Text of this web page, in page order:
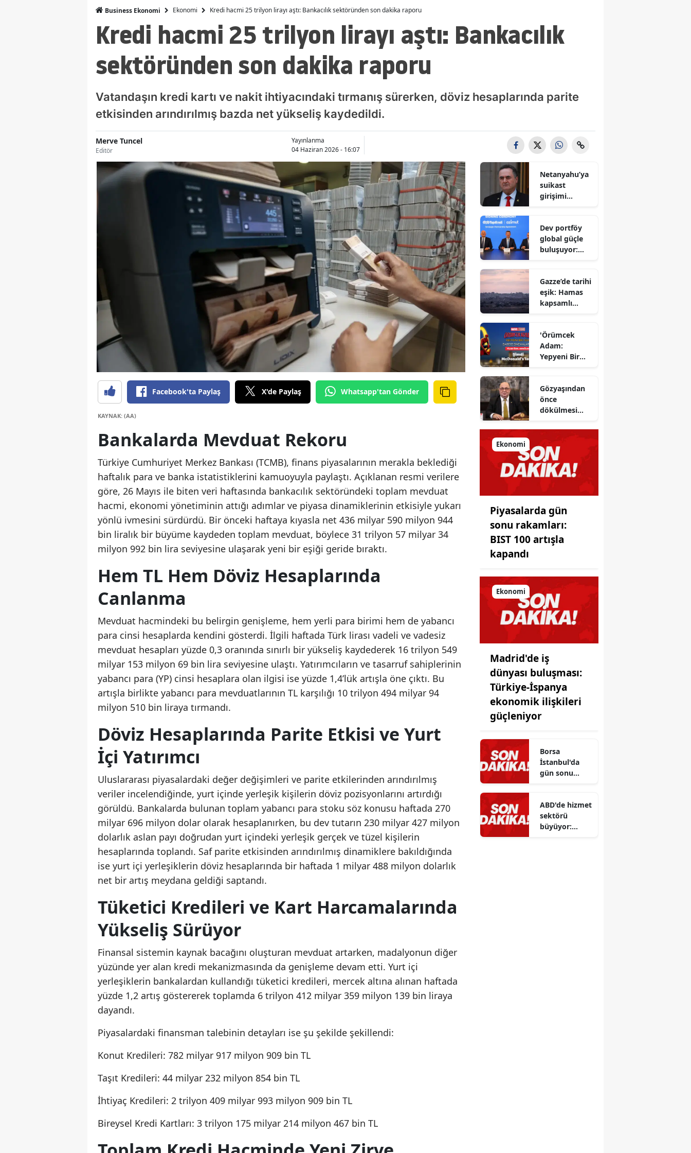
Business Ekonomi Ekonomi Kredi hacmi 25 trilyon lirayı aştı: Bankacılık sektöründen son dakika raporu
Kredi hacmi 25 trilyon lirayı aştı: Bankacılık
sektöründen son dakika raporu
Vatandaşın kredi kartı ve nakit ihtiyacındaki tırmanış sürerken, döviz hesaplarında parite
etkisinden arındırılmış bazda net yükseliş kaydedildi.
Merve Tuncel
Editör
Yayınlanma
04 Haziran 2026 - 16:07
Facebook'ta Paylaş X'de Paylaş Whatsapp'tan Gönder
KAYNAK: (AA)
Bankalarda Mevduat Rekoru
Türkiye Cumhuriyet Merkez Bankası (TCMB), finans piyasalarının merakla beklediği
haftalık para ve banka istatistiklerini kamuoyuyla paylaştı. Açıklanan resmi verilere
göre, 26 Mayıs ile biten veri haftasında bankacılık sektöründeki toplam mevduat
hacmi, ekonomi yönetiminin attığı adımlar ve piyasa dinamiklerinin etkisiyle yukarı
yönlü ivmesini sürdürdü. Bir önceki haftaya kıyasla net 436 milyar 590 milyon 944
bin liralık bir büyüme kaydeden toplam mevduat, böylece 31 trilyon 57 milyar 34
milyon 992 bin lira seviyesine ulaşarak yeni bir eşiği geride bıraktı.
Hem TL Hem Döviz Hesaplarında
Canlanma
Mevduat hacmindeki bu belirgin genişleme, hem yerli para birimi hem de yabancı
para cinsi hesaplarda kendini gösterdi. İlgili haftada Türk lirası vadeli ve vadesiz
mevduat hesapları yüzde 0,3 oranında sınırlı bir yükseliş kaydederek 16 trilyon 549
milyar 153 milyon 69 bin lira seviyesine ulaştı. Yatırımcıların ve tasarruf sahiplerinin
yabancı para (YP) cinsi hesaplara olan ilgisi ise yüzde 1,4’lük artışla öne çıktı. Bu
artışla birlikte yabancı para mevduatlarının TL karşılığı 10 trilyon 494 milyar 94
milyon 510 bin liraya tırmandı.
Döviz Hesaplarında Parite Etkisi ve Yurt
İçi Yatırımcı
Uluslararası piyasalardaki değer değişimleri ve parite etkilerinden arındırılmış
veriler incelendiğinde, yurt içinde yerleşik kişilerin döviz pozisyonlarını artırdığı
görüldü. Bankalarda bulunan toplam yabancı para stoku söz konusu haftada 270
milyar 696 milyon dolar olarak hesaplanırken, bu dev tutarın 230 milyar 427 milyon
dolarlık aslan payı doğrudan yurt içindeki yerleşik gerçek ve tüzel kişilerin
hesaplarında toplandı. Saf parite etkisinden arındırılmış dinamiklere bakıldığında
ise yurt içi yerleşiklerin döviz hesaplarında bir haftada 1 milyar 488 milyon dolarlık
net bir artış meydana geldiği saptandı.
Tüketici Kredileri ve Kart Harcamalarında
Yükseliş Sürüyor
Finansal sistemin kaynak bacağını oluşturan mevduat artarken, madalyonun diğer
yüzünde yer alan kredi mekanizmasında da genişleme devam etti. Yurt içi
yerleşiklerin bankalardan kullandığı tüketici kredileri, mercek altına alınan haftada
yüzde 1,2 artış göstererek toplamda 6 trilyon 412 milyar 359 milyon 139 bin liraya
dayandı.
Piyasalardaki finansman talebinin detayları ise şu şekilde şekillendi:
Konut Kredileri: 782 milyar 917 milyon 909 bin TL
Taşıt Kredileri: 44 milyar 232 milyon 854 bin TL
İhtiyaç Kredileri: 2 trilyon 409 milyar 993 milyon 909 bin TL
Bireysel Kredi Kartları: 3 trilyon 175 milyar 214 milyon 467 bin TL
Netanyahu’ya
suikast
girişimi
Bakanı
gizlenen
detayları
Dev portföy
global güçle
buluşuyor:
sıkıştı
Gazze’de tarihi
eşik: Hamas
kapsamlı
onayladı
'Örümcek
Adam:
Yepyeni Bir
şimdi
McDonald’s
Türkiye’de
Gözyaşından
önce
dökülmesi
Tarihin
milletlerin
önüne
koyduğu
ayna!
Ekonomi
Piyasalarda gün
sonu rakamları:
BIST 100 artışla
kapandı
Ekonomi
Madrid'de iş
dünyası buluşması:
Türkiye-İspanya
ekonomik ilişkileri
güçleniyor
Borsa
İstanbul'da
gün sonu
madencilik
sektöründen
destek aldı
ABD'de hizmet
sektörü
büyüyor: